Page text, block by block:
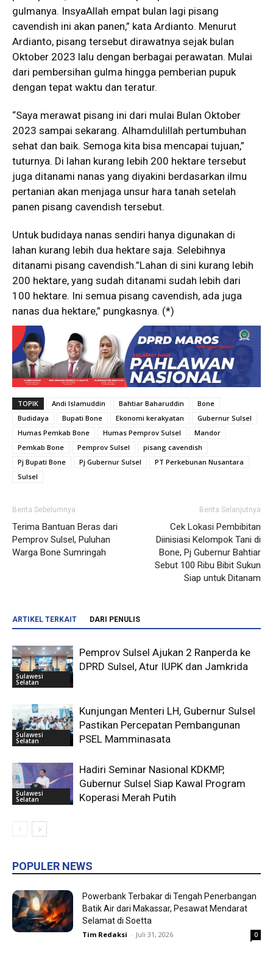
gulmanya. InsyaAllah empat bulan lagi pisang
cavendish ini akan panen,” kata Ardianto. Menurut
Ardianto, pisang tersebut dirawatnya sejak bulan
Oktober 2023 lalu dengan berbagai perawatan. Mulai
dari pembersihan gulma hingga pemberian pupuk
dengan tepat waktu dan teratur.
“Saya merawat pisang ini dari mulai Bulan Oktober
2023 sampai sekarang. Alhamdulillah pertumbuhan
sehat dan baik. Semoga kita bisa mencapai tujuan,”
tuturnya. Di lahan kurang lebih 200 hektare tersebut
juga ditanami nanas yang diyakini berdasarkan ilmu
pertanian akan menjaga unsur hara tanah setelah
panen pisang cavendish tersebut.
Untuk budidaya nanas sendiri hanya digunakan di
lahan kurang lebih dua hektare saja. Selebihnya
ditanami pisang cavendish.”Lahan di sini kurang lebih
200 hektare, yang sudah ditanami sudah lebih dari
100 hektare. Ini semua pisang cavendish, ada juga
nanas dua hektare,” pungkasnya. (*)
TOPIK Andi Islamuddin Bahtiar Baharuddin
Bone
Budidaya
Bupati Bone Ekonomi kerakyatan
Gubernur Sulsel
Humas Pemkab Bone
Humas Pemprov Sulsel
Mandor
Pemkab Bone
Pemprov Sulsel
pisang cavendish
Pj Bupati Bone
Pj Gubernur Sulsel
PT Perkebunan Nusantara
Sulsel
Berita Sebelumnya
Terima Bantuan Beras dari
Pemprov Sulsel, Puluhan
Warga Bone Sumringah
Berita Selanjutnya
Cek Lokasi Pembibitan
Diinisiasi Kelompok Tani di
Bone, Pj Gubernur Bahtiar
Sebut 100 Ribu Bibit Sukun
Siap untuk Ditanam
ARTIKEL TERKAIT DARI PENULIS
Sulawesi
Selatan
Pemprov Sulsel Ajukan 2 Ranperda ke
DPRD Sulsel, Atur IUPK dan Jamkrida
Sulawesi
Selatan
Kunjungan Menteri LH, Gubernur Sulsel
Pastikan Percepatan Pembangunan
PSEL Mamminasata
Sulawesi
Selatan
Hadiri Seminar Nasional KDKMP,
Gubernur Sulsel Siap Kawal Program
Koperasi Merah Putih
POPULER NEWS
Powerbank Terbakar di Tengah Penerbangan
Batik Air dari Makassar, Pesawat Mendarat
Selamat di Soetta
Tim Redaksi - Juli 31, 2026 0